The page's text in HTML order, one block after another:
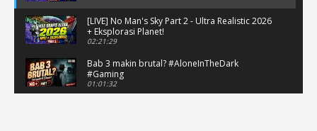
[LIVE] No Man's Sky Part 2 - Ultra Realistic 2026
+ Eksplorasi Planet!
02:21:29
Bab 3 makin brutal? #AloneInTheDark
#Gaming
01:01:32